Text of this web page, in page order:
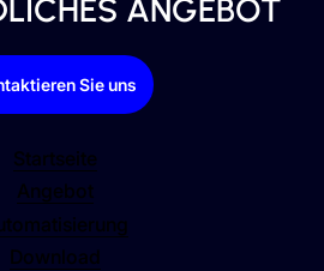
ANGEBOT
Sie uns
Startseite
Angebot
Download